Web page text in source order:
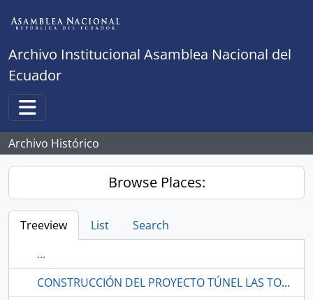
Archivo Institucional Asamblea Nacional del
Ecuador
Toggle navigation
Archivo Histórico
Browse Places:
Treeview List
Search
...
CONSTRUCCIÓN DEL PROYECTO TÚNEL LAS TOTORAS.